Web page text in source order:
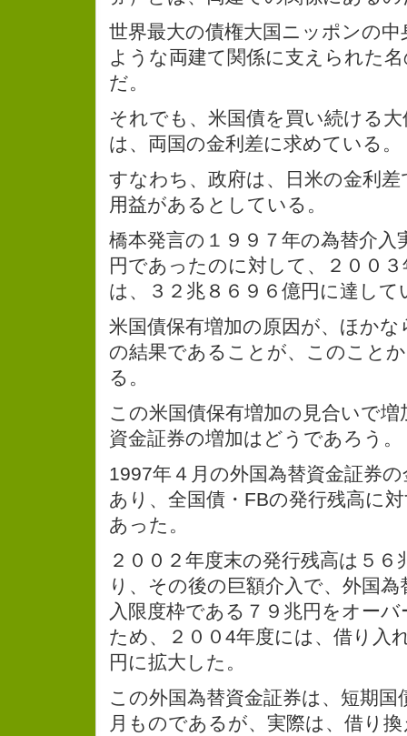
世界最大の債権大国ニッポンの
ような両建て関係に支えられた
だ。
それでも、米国債を買い続ける
は、両国の金利差に求めている。
すなわち、政府は、日米の金利
用益があるとしている。
橋本発言の１９９７年の為替介入
円であったのに対して、２００
は、３２兆８６９６億円に達し
米国債保有増加の原因が、ほか
の結果であることが、このこと
る。
この米国債保有増加の見合いで
資金証券の増加はどうであろう。
1997年４月の外国為替資金証券
あり、全国債・FBの発行残高に
あった。
２００２年度末の発行残高は５６
り、その後の巨額介入で、外国
入限度枠である７９兆円をオー
ため、２００4年度には、借り入
円に拡大した。
この外国為替資金証券は、短期
月ものであるが、実際は、借り